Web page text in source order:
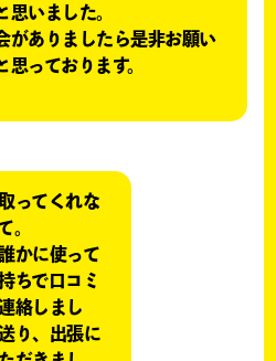
思いました。
がありましたら是非お願い
思っております。
ってくれな
。
かに使って
ちで口コミ
絡しまし
り、出張に